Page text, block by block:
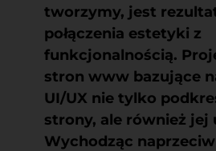
tworzymy, jest
połączenia estetyki z
funkcjonalnością.
stron www bazujące
UI/UX nie tylko
strony, ale również jej
Wychodząc